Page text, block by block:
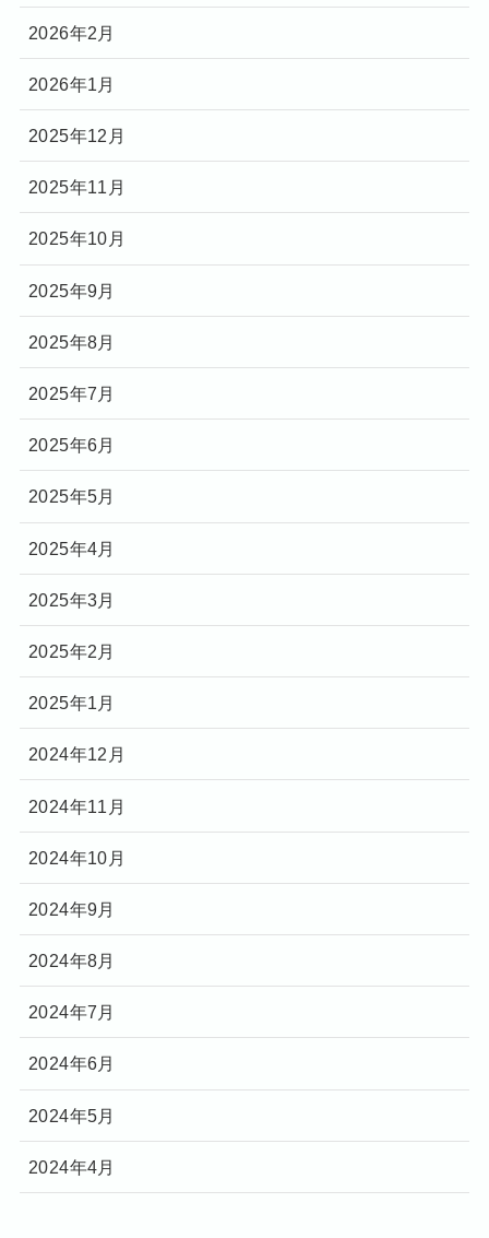
2026年2月
2026年1月
2025年12月
2025年11月
2025年10月
2025年9月
2025年8月
2025年7月
2025年6月
2025年5月
2025年4月
2025年3月
2025年2月
2025年1月
2024年12月
2024年11月
2024年10月
2024年9月
2024年8月
2024年7月
2024年6月
2024年5月
2024年4月